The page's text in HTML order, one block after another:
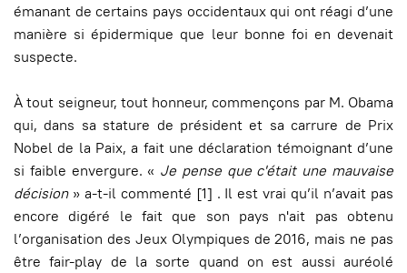
émanant de certains pays occidentaux qui ont réagi d’une
manière si épidermique que leur bonne foi en devenait
suspecte.
À tout seigneur, tout honneur, commençons par M. Obama
qui, dans sa stature de président et sa carrure de Prix
Nobel de la Paix, a fait une déclaration témoignant d’une
si faible envergure. « Je pense que c'était une mauvaise
décision» a-t-il commenté [1] . Il est vrai qu’il n’avait pas
encore digéré le fait que son pays n'ait pas obtenu
l’organisation des Jeux Olympiques de 2016, mais ne pas
être fair-play de la sorte quand on est aussi auréolé